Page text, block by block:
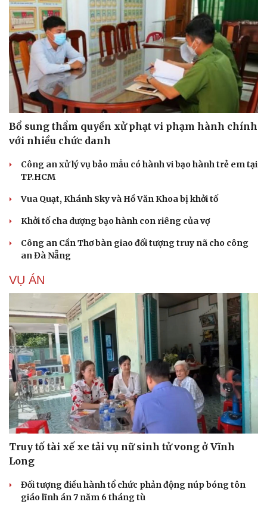
Bổ sung thẩm quyền xử phạt vi phạm hành chính
với nhiều chức danh
Công an xử lý vụ bảo mẫu có hành vi bạo hành trẻ em tại
TP.HCM
Vua Quạt, Khánh Sky và Hồ Văn Khoa bị khởi tố
Khởi tố cha dượng bạo hành con riêng của vợ
Công an Cần Thơ bàn giao đối tượng truy nã cho công
an Đà Nẵng
VỤ ÁN
Truy tố tài xế xe tải vụ nữ sinh tử vong ở Vĩnh
Long
Đối tượng điều hành tổ chức phản động núp bóng tôn
giáo lĩnh án 7 năm 6 tháng tù